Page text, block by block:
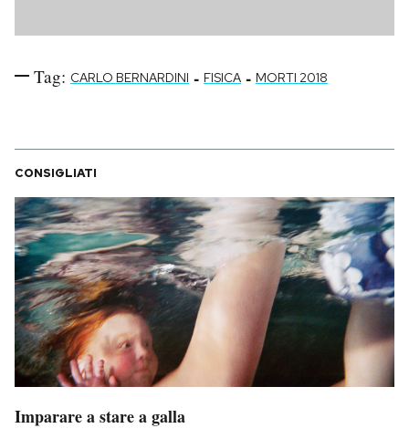
Tag: CARLO BERNARDINI - FISICA - MORTI 2018
CONSIGLIATI
Imparare a stare a galla